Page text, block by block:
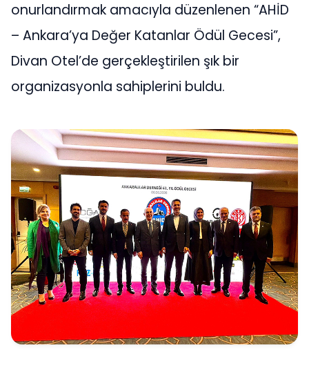
onurlandırmak amacıyla düzenlenen “AHİD
– Ankara’ya Değer Katanlar Ödül Gecesi”,
Divan Otel’de gerçekleştirilen şık bir
organizasyonla sahiplerini buldu.